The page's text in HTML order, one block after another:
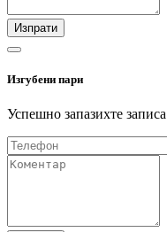
Изпрати
Изгубени пари
Успешно запазихте записа